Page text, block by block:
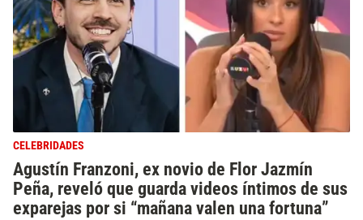
CELEBRIDADES
Agustín Franzoni, ex novio de Flor Jazmín
Peña, reveló que guarda videos íntimos de sus
exparejas por si “mañana valen una fortuna”